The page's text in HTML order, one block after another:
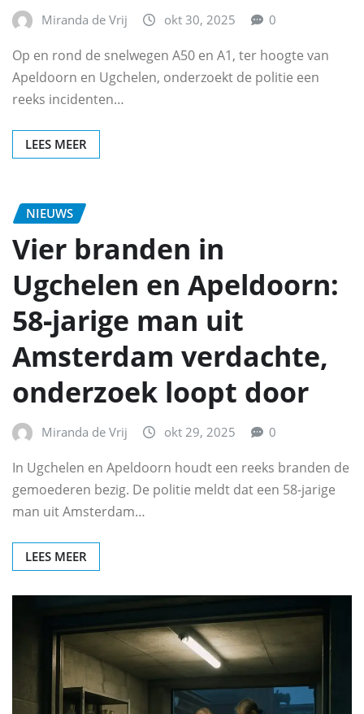
Miranda de Vrij okt 30, 2025 0
Op en rond de snelwegen A50 en A1, ter hoogte van
Apeldoorn en Ugchelen, onderzoekt de politie een
reeks incidenten…
LEES MEER
NIEUWS
Vier branden in
Ugchelen en Apeldoorn:
58‑jarige man uit
Amsterdam verdachte,
onderzoek loopt door
Miranda de Vrij okt 29, 2025 0
In Ugchelen en Apeldoorn houdt een reeks branden de
gemoederen bezig. De politie meldt dat een 58-jarige
man uit Amsterdam…
LEES MEER